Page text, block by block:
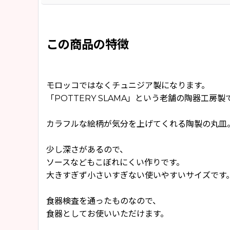
この商品の特徴
モロッコではなくチュニジア製になります。
「POTTERY SLAMA」という老舗の陶器工房製
カラフルな絵柄が気分を上げてくれる陶製の丸皿。
少し深さがあるので、
ソースなどもこぼれにくい作りです。
大きすぎず小さいすぎない使いやすいサイズです。
食器検査を通ったものなので、
食器としてお使いいただけます。